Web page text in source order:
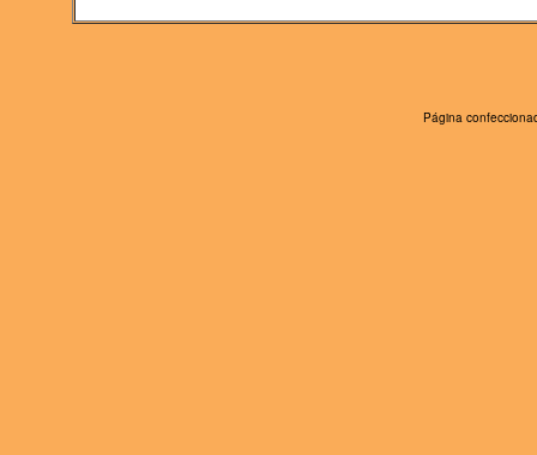
Página